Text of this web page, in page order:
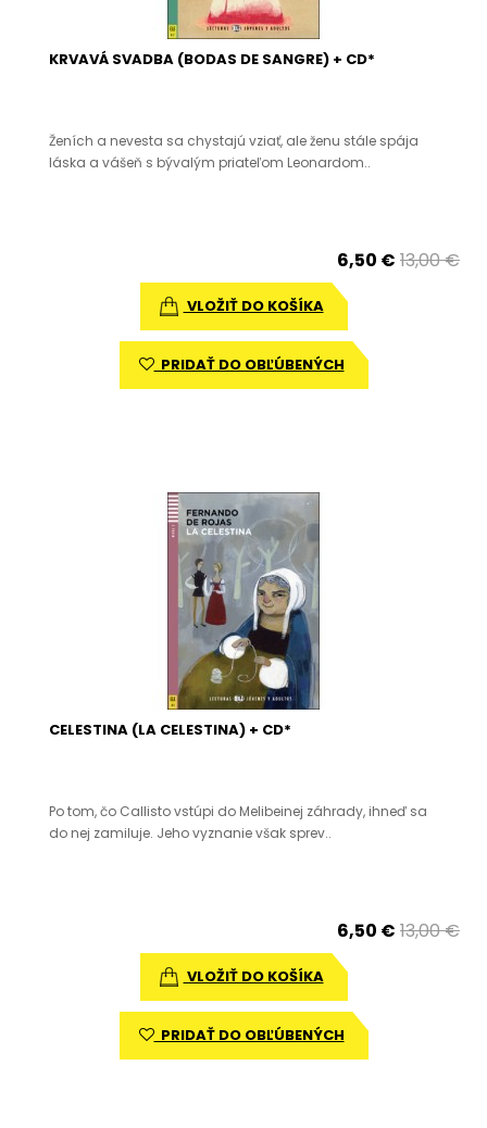
KRVAVÁ SVADBA (BODAS DE SANGRE) + CD*
Ženích a nevesta sa chystajú vziať, ale ženu stále spája
láska a vášeň s bývalým priateľom Leonardom..
6,50 € 13,00 €
VLOŽIŤ DO KOŠÍKA
PRIDAŤ DO OBĽÚBENÝCH
CELESTINA (LA CELESTINA) + CD*
Po tom, čo Callisto vstúpi do Melibeinej záhrady, ihneď sa
do nej zamiluje. Jeho vyznanie však sprev..
6,50 € 13,00 €
VLOŽIŤ DO KOŠÍKA
PRIDAŤ DO OBĽÚBENÝCH